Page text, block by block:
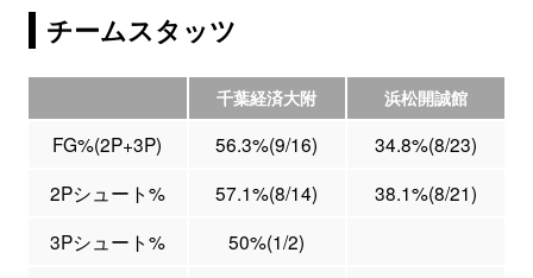
チームスタッツ
千葉経済大附 浜松開誠館
FG%(2P+3P) 56.3%(9/16)
34.8%(8/23)
2Pシュート%
57.1%(8/14)
38.1%(8/21)
3Pシュート%
50%(1/2)